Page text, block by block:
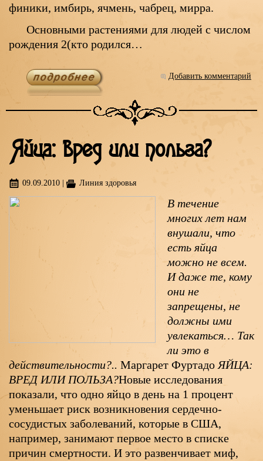
финики, имбирь, ячмень, чабрец, мирра.
Основными растениями для людей с числом
рождения 2(кто родился…
Добавить комментарий
Яйца: вред или польза?
09.09.2010 Линия здоровья
В течение
многих лет нам
внушали, что
есть яйца
можно не всем.
И даже те, кому
они не
запрещены, не
должны ими
увлекаться… Так
ли это в
действительности?.. Маргарет Фуртадо ЯЙЦА:
ВРЕД ИЛИ ПОЛЬЗА?Новые исследования
показали, что одно яйцо в день на 1 процент
уменьшает риск возникновения сердечно-
сосудистых заболеваний, которые в США,
например, занимают первое место в списке
причин смертности. И это развенчивает миф,